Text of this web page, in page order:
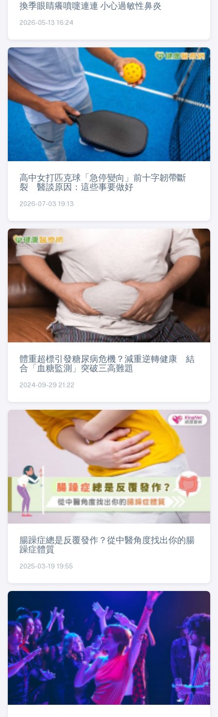
換季眼睛癢噴嚏連連 小心過敏性鼻炎
2026-05-13 16:24
高中女打匹克球「急停變向」前十字韌帶斷
裂 醫談原因：這些事要做好
2026-07-03 19:13
體重超標引發糖尿病危機？減重逆轉健康 結
合「血糖監測」突破三高難題
2024-09-29 21:22
腸躁症總是反覆發作？從中醫角度找出你的腸
躁症體質
2025-03-19 19:55